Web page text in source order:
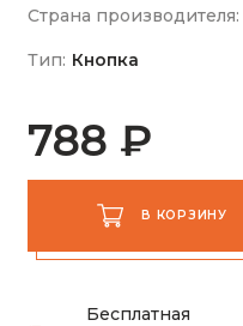
Страна производителя:
Тип: Кнопка
788 ₽
В КОРЗИНУ
Бесплатная